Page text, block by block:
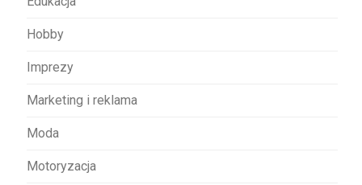
Hobby
Imprezy
Marketing i reklama
Moda
Motoryzacja